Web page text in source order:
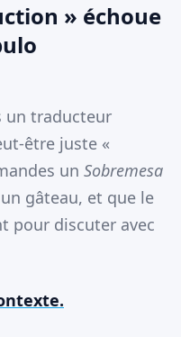
» échoue
un traducteur
être juste «
un Sobremesa
gâteau, et que le
pour discuter avec